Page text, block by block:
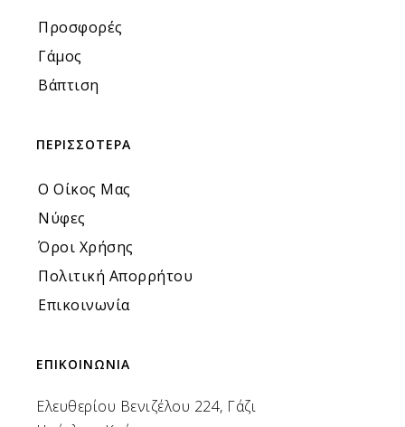
Προσφορές
Γάμος
Βάπτιση
ΠΕΡΙΣΣΟΤΕΡΑ
Ο Οίκος Μας
Νύφες
Όροι Χρήσης
Πολιτική Απορρήτου
Επικοινωνία
ΕΠΙΚΟΙΝΩΝΙΑ
Ελευθερίου Βενιζέλου 224, Γάζι